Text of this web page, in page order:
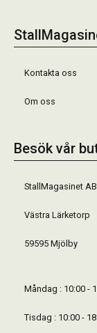
Kontakta oss
Om oss
Besök vår
StallMagasinet AB
Västra Lärketorp
59595 Mjölby
Måndag : 10:00 -
Tisdag : 10:00 -